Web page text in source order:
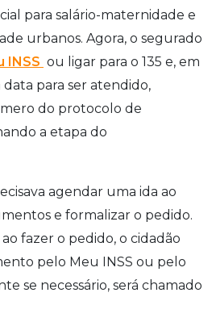
para salário-maternidade e
urbanos. Agora, o segurado
INSS ou ligar para o 135 e, em
para ser atendido,
do protocolo de
a etapa do
agendar uma ida ao
e formalizar o pedido.
fazer o pedido, o cidadão
pelo Meu INSS ou pelo
se necessário, será chamado